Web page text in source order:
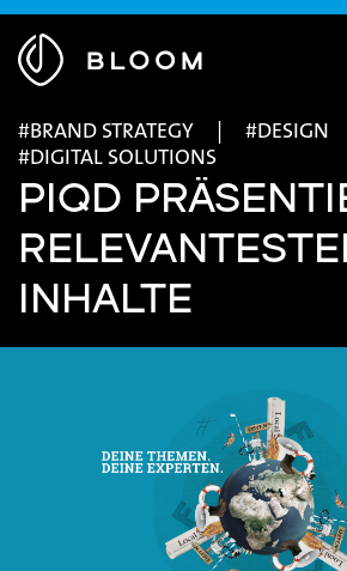
BRAND STRATEGY
DESIGN
DIGITAL SOLUTIONS
PIQD
INHALTE
Menü
ausblenden